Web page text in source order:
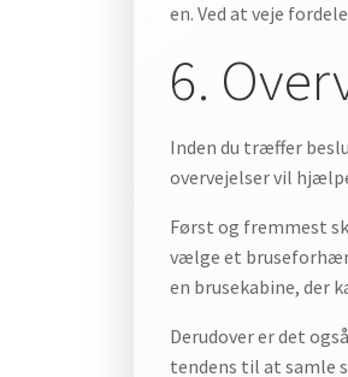
en. Ved at veje
6.
Inden du træffer
overvejelser vil
Først og fremmest
vælge et
en brusekabine, der
Derudover er det
tendens til at samle